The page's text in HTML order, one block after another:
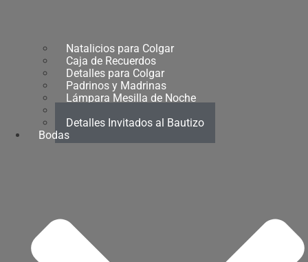
Natalicios para Colgar
Caja de Recuerdos
Detalles para Colgar
Padrinos y Madrinas
Lámpara Mesilla de Noche
Detalles Invitados al Bautizo
Bodas